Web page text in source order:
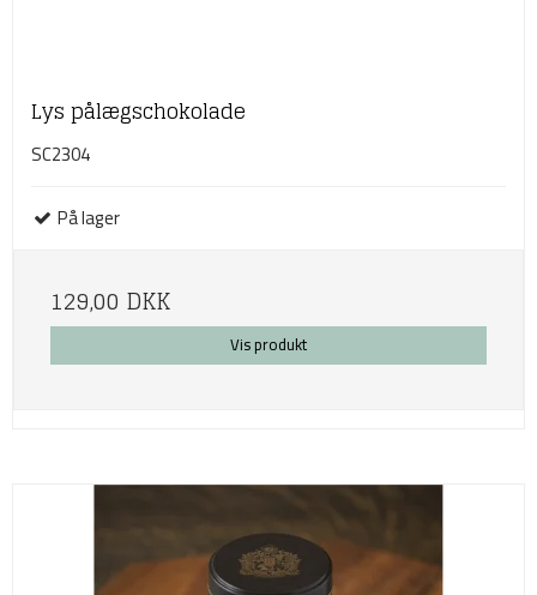
Lys pålægschokolade
SC2304
På lager
129,00 DKK
Vis produkt